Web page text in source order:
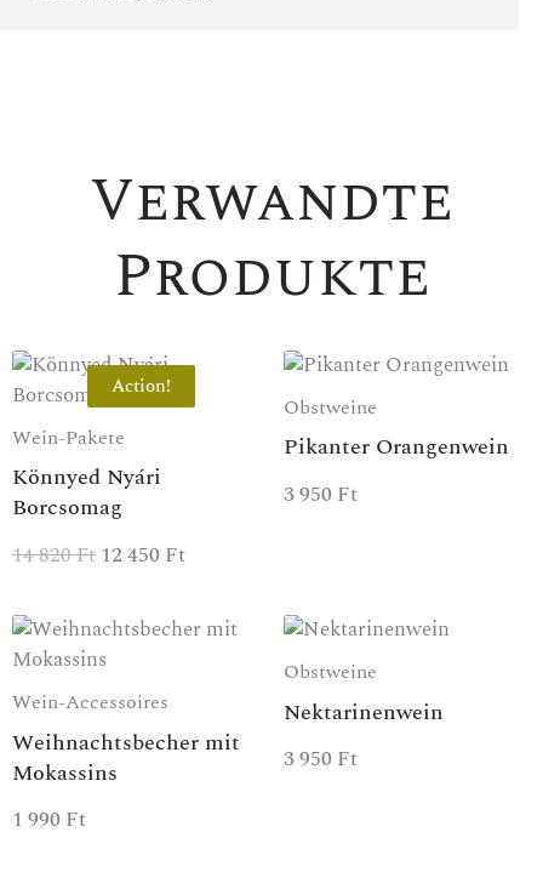
Verwandte
Produkte
Action!
Wein-Pakete
Könnyed Nyári
Borcsomag
14 820Ft12 450 Ft
Obstweine
Pikanter Orangenwein
3 950 Ft
Wein-Accessoires
Weihnachtsbecher mit
Mokassins
1 990 Ft
Obstweine
Nektarinenwein
3 950 Ft